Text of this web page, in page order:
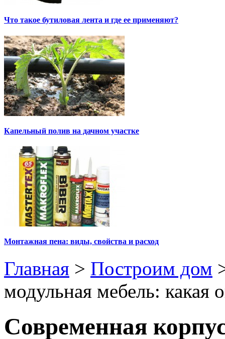
Что такое бутиловая лента и где ее применяют?
Капельный полив на дачном участке
Монтажная пена: виды, свойства и расход
Главная > Построим дом
модульная мебель: какая
Современная